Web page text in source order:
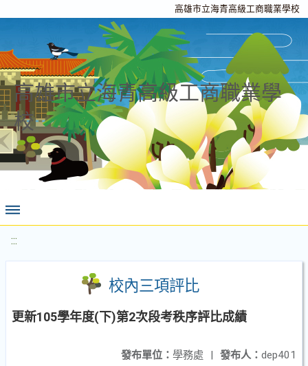
高雄市立海青高級工商職業學校
高雄市立海青高級工商職業學
校
:::
校內三項評比
更新105學年度(下)第2次段考秩序評比成績
發布人： dep401
發布單位： 學務處 |